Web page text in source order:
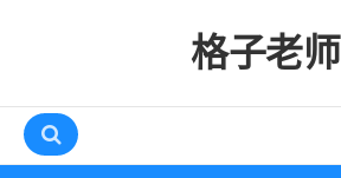
格子老师